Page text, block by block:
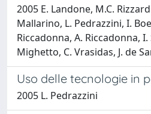
2005 E. Landone, M.C.
Mallarino, L. Pedrazzini, I.
Riccadonna, A. Riccadonna,
Mighetto, C. Vrasidas, J. de
Uso delle tecnologie in
2005 L. Pedrazzini